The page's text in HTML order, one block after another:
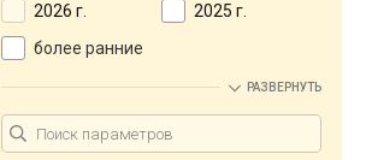
2026 г.
2025 г.
более ранние
РАЗВЕРНУТЬ